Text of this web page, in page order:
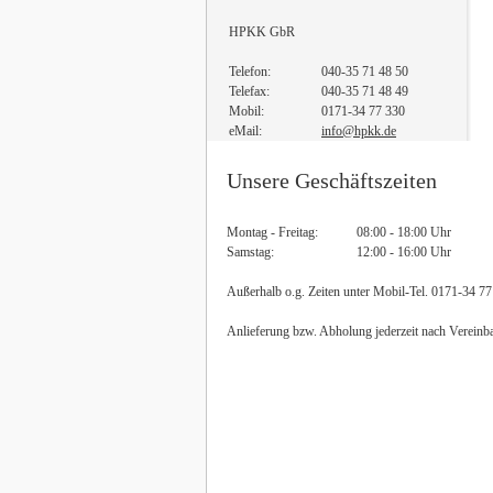
HPKK GbR
Telefon:
040-35 71 48 50
Telefax:
040-35 71 48 49
Mobil:
0171-34 77 330
eMail:
info@hpkk.de
Unsere Geschäftszeiten
Montag - Freitag:
08:00 - 18:00 Uhr
Samstag:
12:00 - 16:00 Uhr
Außerhalb o.g. Zeiten unter Mobil-Tel. 0171-34
Anlieferung bzw. Abholung jederzeit nach